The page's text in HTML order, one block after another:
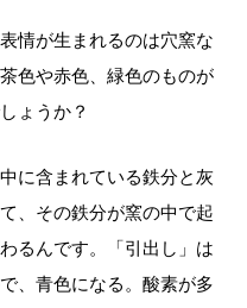
情が生まれるのは穴窯な
色や赤色、緑色のものが
ょうか？
に含まれている鉄分と灰
、その鉄分が窯の中で起
るんです。「引出し」は
、青色になる。酸素が多